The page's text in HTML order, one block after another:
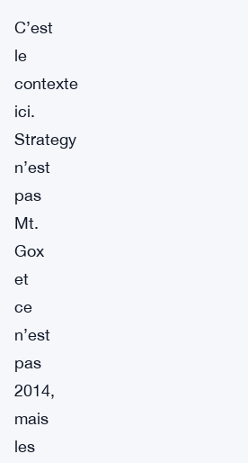
C’est
le
contexte
ici.
Strategy
n’est
pas
Mt.
Gox
et
ce
n’est
pas
2014,
mais
les